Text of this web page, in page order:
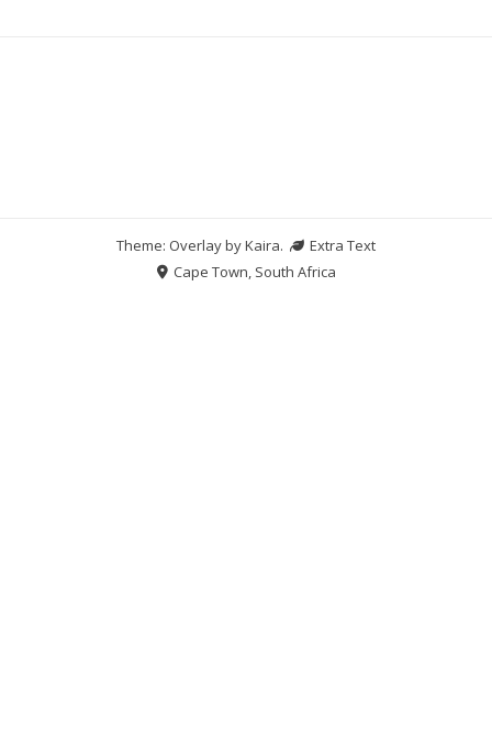
Theme: Overlay byKaira.
Extra Text
Cape Town, South Africa